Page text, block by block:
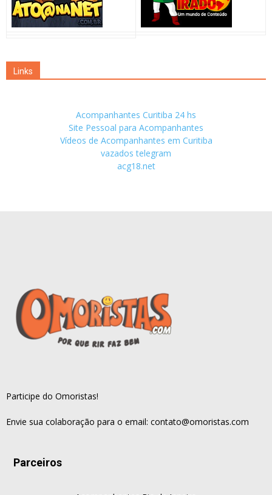
Links
Acompanhantes Curitiba 24 hs
Site Pessoal para Acompanhantes
Vídeos de Acompanhantes em Curitiba
vazados telegram
acg18.net
Participe do Omoristas!
Envie sua colaboração para o email: contato@omoristas.com
Parceiros